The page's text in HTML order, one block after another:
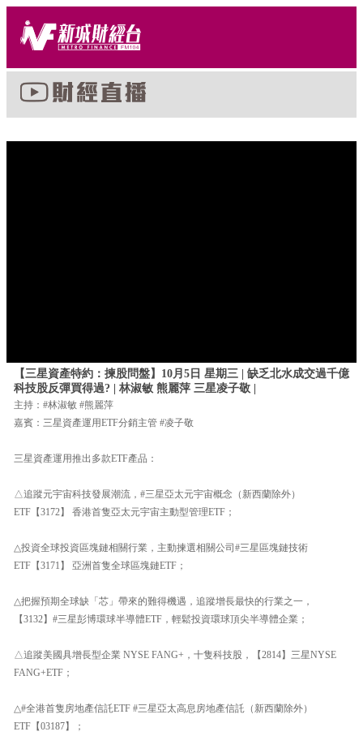
【三星資產特約：揀股問盤】10月5日 星期三 | 缺乏北水成交過千億
科技股反彈買得過? | 林淑敏 熊麗萍 三星凌子敬 |
主持：#林淑敏 #熊麗萍
嘉賓：三星資產運用ETF分銷主管 #凌子敬
三星資產運用推出多款ETF產品：
△追蹤元宇宙科技發展潮流，#三星亞太元宇宙概念（新西蘭除外）
ETF【3172】 香港首隻亞太元宇宙主動型管理ETF；
△投資全球投資區塊鏈相關行業，主動揀選相關公司#三星區塊鏈技術
ETF【3171】 亞洲首隻全球區塊鏈ETF；
△把握預期全球缺「芯」帶來的難得機遇，追蹤增長最快的行業之一，
【3132】#三星彭博環球半導體ETF，輕鬆投資環球頂尖半導體企業；
△追蹤美國具增長型企業 NYSE FANG+，十隻科技股，【2814】三星NYSE
FANG+ETF；
△#全港首隻房地產信託ETF #三星亞太高息房地產信託（新西蘭除外）
ETF【03187】；